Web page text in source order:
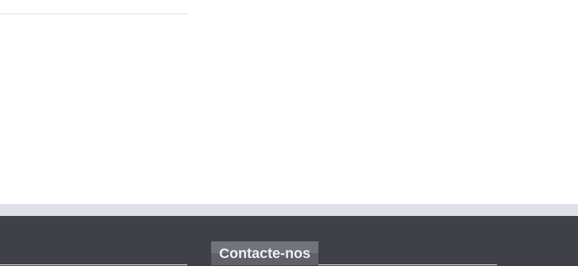
Contacte-nos